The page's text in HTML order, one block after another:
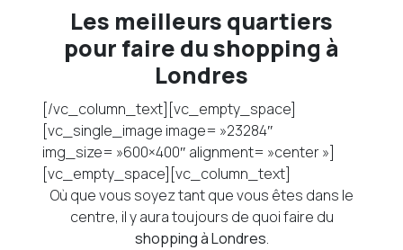
Les meilleurs quartiers
pour faire du shopping à
Londres
[/vc_column_text][vc_empty_space]
[vc_single_image image= »23284″
img_size= »600×400″ alignment= »center »]
[vc_empty_space][vc_column_text]
Où que vous soyez tant que vous êtes dans le
centre, il y aura toujours de quoi faire du
shopping à Londres.